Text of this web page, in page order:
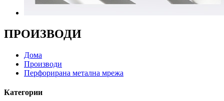
ПРОИЗВОДИ
Дома
Производи
Перфорирана метална мрежа
Категории